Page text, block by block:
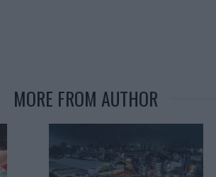
MORE FROM AUTHOR